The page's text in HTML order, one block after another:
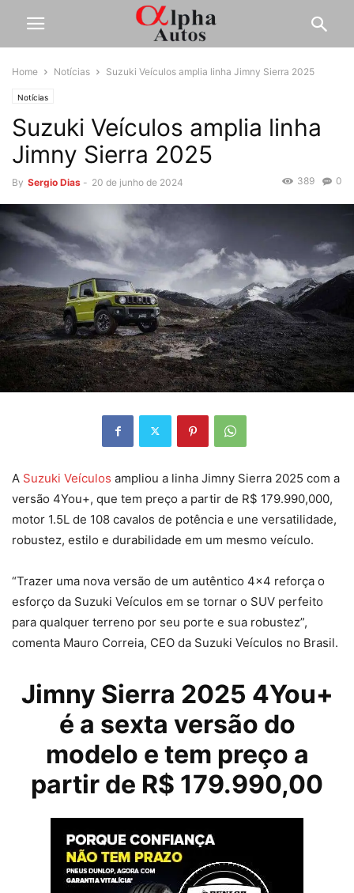
Home Notícias Suzuki Veículos amplia linha Jimny Sierra 2025
Notícias
Suzuki Veículos amplia linha
Jimny Sierra 2025
By Sergio Dias - 20 de junho de 2024 0
389
A Suzuki Veículos ampliou a linha Jimny Sierra 2025 com a
versão 4You+, que tem preço a partir de R$ 179.990,000,
motor 1.5L de 108 cavalos de potência e une versatilidade,
robustez, estilo e durabilidade em um mesmo veículo.
“Trazer uma nova versão de um autêntico 4×4 reforça o
esforço da Suzuki Veículos em se tornar o SUV perfeito
para qualquer terreno por seu porte e sua robustez”,
comenta Mauro Correia, CEO da Suzuki Veículos no Brasil.
Jimny Sierra 2025 4You+
é a sexta versão do
modelo e tem preço a
partir de R$ 179.990,00